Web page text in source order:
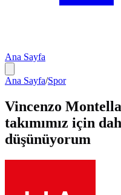
Ana Sayfa
Ana Sayfa/Spor
Vincenzo
takımımız için
düşünüyorum